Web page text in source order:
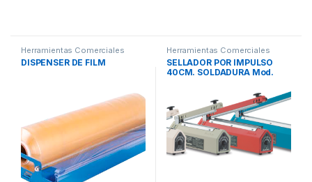
Herramientas Comerciales
DISPENSER DE FILM
Herramientas Comerciales
SELLADOR POR IMPULSO
40CM. SOLDADURA Mod.